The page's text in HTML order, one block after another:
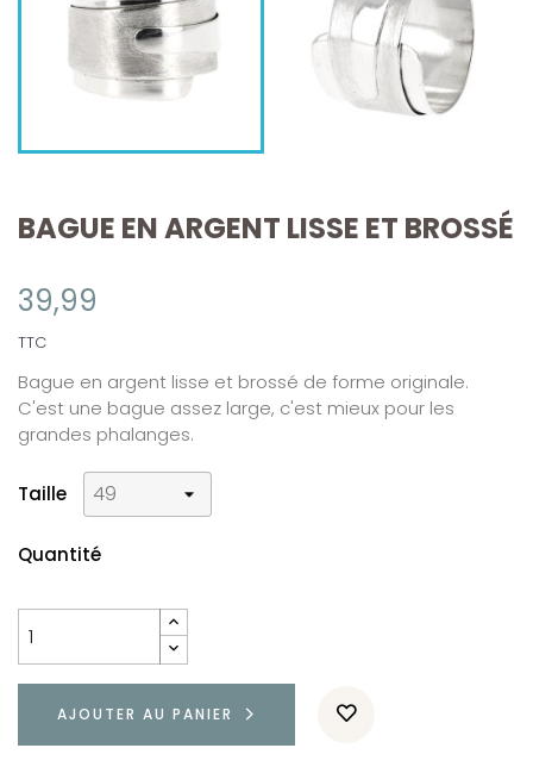
BAGUE EN ARGENT LISSE ET BROSSÉ
39,99
TTC
Bague en argent lisse et brossé de forme originale.
C'est une bague assez large, c'est mieux pour les
grandes phalanges.
Taille
Quantité
AJOUTER AU PANIER